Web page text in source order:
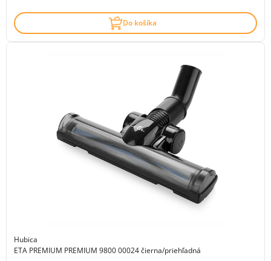
Do košíka
Hubica
ETA PREMIUM PREMIUM 9800 00024 čierna/priehľadná